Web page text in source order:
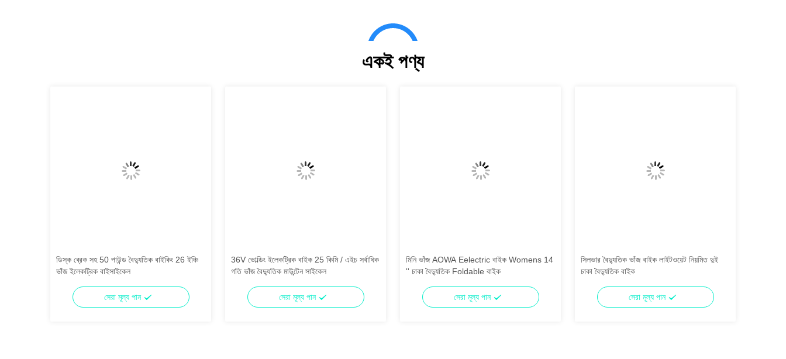
একই পণ্য
ডিস্ক ব্রেক সহ 50 পাউন্ড বৈদ্যুতিক বাইকিং 26 ইঞ্চি
ভাঁজ ইলেকট্রিক বাইসাইকেল
সেরা মূল্য পান
36V ভোল্ডিং ইলেকট্রিক বাইক 25 কিমি / এইচ সর্বাধিক
গতি ভাঁজ বৈদ্যুতিক মাউন্টেন সাইকেল
সেরা মূল্য পান
মিনি ভাঁজ AOWA Eelectric বাইক Womens 14
'' চাকা বৈদ্যুতিক Foldable বাইক
সেরা মূল্য পান
সিলভার বৈদ্যুতিক ভাঁজ বাইক লাইটওয়েট নিয়মিত দুই
চাকা বৈদ্যুতিক বাইক
সেরা মূল্য পান